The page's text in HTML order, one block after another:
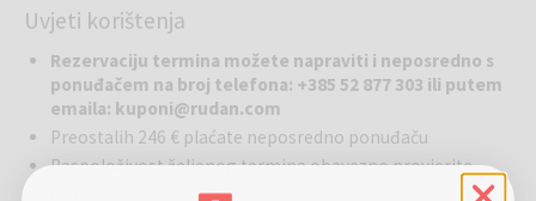
pješačke staze u okolici ✔ blizina kulturnih i povijesnih
Kamp Terme Jezerčicasmješten je u Donjoj Stubici, u srcu
Hrvatskog Zagorja, na samom izvoru prirodne ljekovite termalne
vode. U potpuno novom kampu Terme Jezerčica možete kampirati u
samoj prirodi uz ugodnu klimu tijekom cijele godine. Kamp se nalazi
uz Hotel Terme Jezerčica i nudi udobno kampiranje u mobilnim
Uvjeti korištenja
Rezervaciju termina možete napraviti i neposredno s
ponuđačem na broj telefona: +385 52 877 303 ili putem
emaila: kuponi@rudan.com
Preostalih 246 € plaćate neposredno ponuđaču
Raspoloživost željenog termina obavezno provjerite
prije kupnje kupona